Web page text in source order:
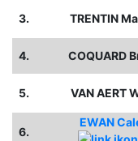
3. TRENTIN
4. COQUARD
5. VAN AERT
6.
EWAN